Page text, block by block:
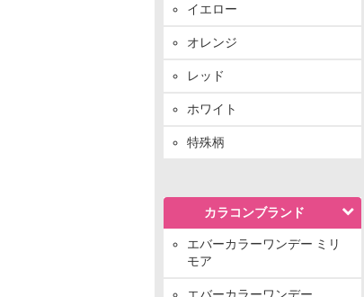
イエロー
オレンジ
レッド
ホワイト
特殊柄
カラコンブランド
エバーカラーワンデー ミリ
モア
エバーカラーワンデー